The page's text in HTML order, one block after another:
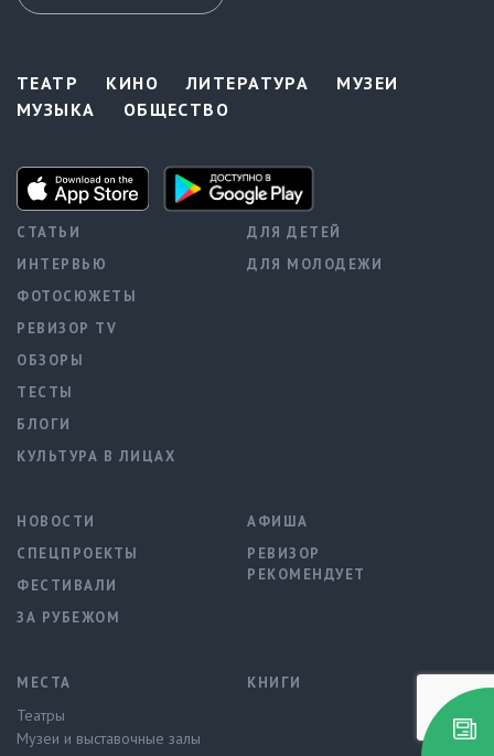
ТЕАТР КИНО ЛИТЕРАТУРА
МУЗЕИ
МУЗЫКА
ОБЩЕСТВО
СТАТЬИ
ИНТЕРВЬЮ
ФОТОСЮЖЕТЫ
РЕВИЗОР TV
ОБЗОРЫ
ТЕСТЫ
БЛОГИ
КУЛЬТУРА В ЛИЦАХ
ДЛЯ ДЕТЕЙ
ДЛЯ МОЛОДЕЖИ
НОВОСТИ
СПЕЦПРОЕКТЫ
ФЕСТИВАЛИ
ЗА РУБЕЖОМ
АФИША
РЕВИЗОР
РЕКОМЕНДУЕТ
МЕСТА
Театры
Музеи и выставочные залы
КНИГИ